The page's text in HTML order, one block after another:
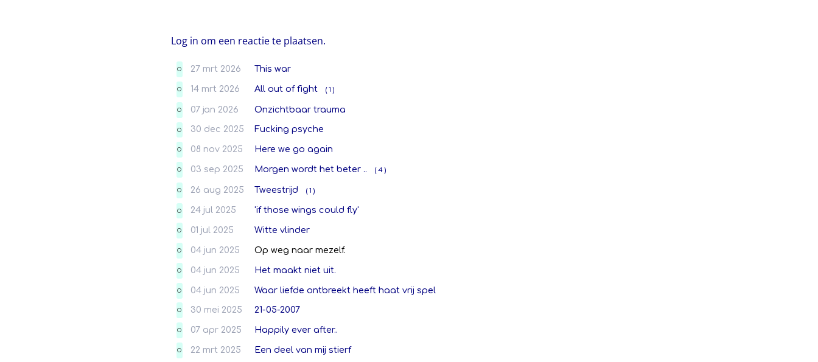
Log in om een reactie te plaatsen.
O 27 mrt 2026 This war
O 14 mrt 2026 All out of fight ( 1 )
O 07 jan 2026 Onzichtbaar trauma
O 30 dec 2025 Fucking psyche
O 08 nov 2025 Here we go again
O 03 sep 2025 Morgen wordt het beter .. ( 4 )
O 26 aug 2025 Tweestrijd ( 1 )
O 24 jul 2025 'if those wings could fly'
O 01 jul 2025 Witte vlinder
O 04 jun 2025 Op weg naar mezelf.
O 04 jun 2025 Het maakt niet uit.
O 04 jun 2025 Waar liefde ontbreekt heeft haat vrij spel
O 30 mei 2025 21-05-2007
O 07 apr 2025 Happily ever after..
O 22 mrt 2025 Een deel van mij stierf